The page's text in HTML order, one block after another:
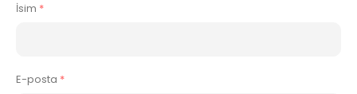
İsim *
E-posta *